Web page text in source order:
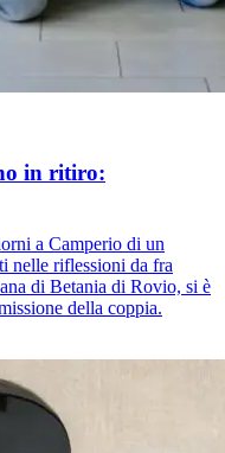
in ritiro:
a Camperio di un
nelle riflessioni da fra
di Betania di Rovio, si è
della coppia.